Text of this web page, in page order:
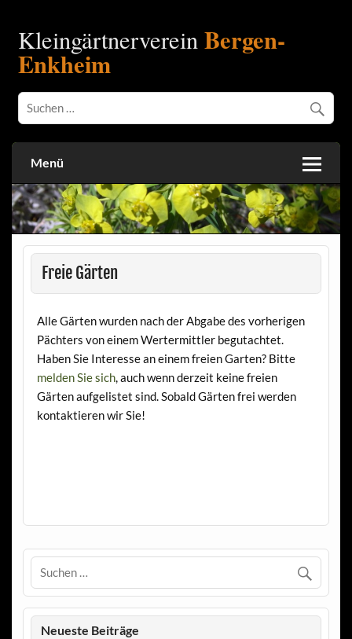
KleingärtnervereinBergen-
Enkheim
Menü
Freie Gärten
Alle Gärten wurden nach der Abgabe des vorherigen
Pächters von einem Wertermittler begutachtet.
Haben Sie Interesse an einem freien Garten? Bitte
melden Sie sich, auch wenn derzeit keine freien
Gärten aufgelistet sind. Sobald Gärten frei werden
kontaktieren wir Sie!
Neueste Beiträge